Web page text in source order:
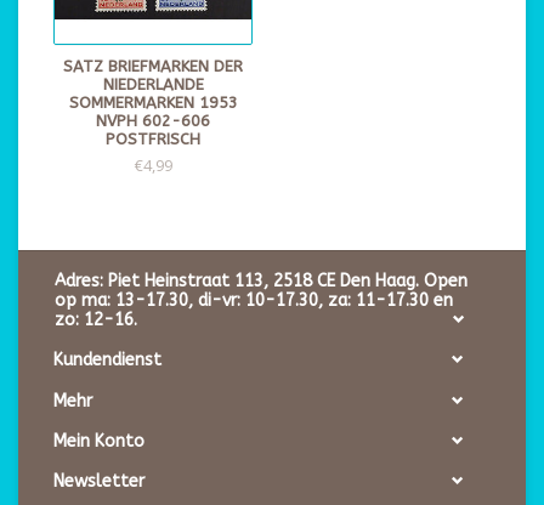
SATZ BRIEFMARKEN DER
NIEDERLANDE
SOMMERMARKEN 1953
NVPH 602-606
POSTFRISCH
€4,99
Adres: Piet Heinstraat 113, 2518 CE Den Haag. Open
op ma: 13-17.30, di-vr: 10-17.30, za: 11-17.30 en
zo: 12-16.
Kundendienst
Mehr
Mein Konto
Newsletter